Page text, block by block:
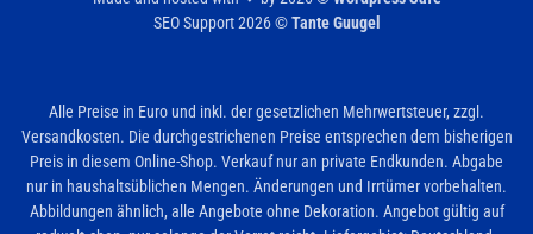
SEO Support 2026 ©Tante Guugel
Alle Preise in Euro und inkl. der gesetzlichen Mehrwertsteuer, zzgl.
Versandkosten. Die durchgestrichenen Preise entsprechen dem bisherigen
Preis in diesem Online-Shop. Verkauf nur an private Endkunden. Abgabe
nur in haushaltsüblichen Mengen. Änderungen und Irrtümer vorbehalten.
Abbildungen ähnlich, alle Angebote ohne Dekoration. Angebot gültig auf